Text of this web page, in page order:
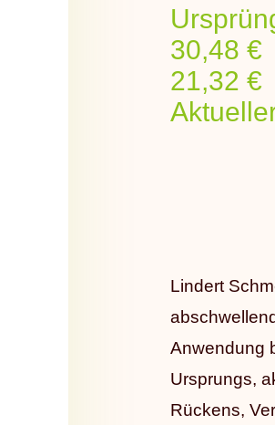
30,48 €
21,32 €
Lindert
abschwellend
Anwendung
Ursprungs,
Rückens,